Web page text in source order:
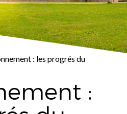
: les progrés du
: